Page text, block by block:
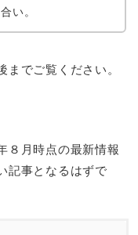
い。
でご覧ください。
８月時点の最新情報
記事となるはずで